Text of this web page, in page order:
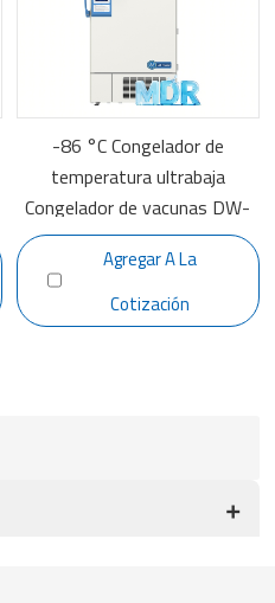
-86 °C Congelador de
temperatura ultrabaja
Congelador de vacunas DW-
HL778HC
Agregar A La
Cotización